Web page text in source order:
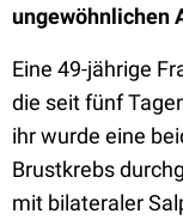
ungewöhnlichen
Eine 49-jährige
die seit fünf
ihr wurde eine
Brustkrebs
mit bilateraler